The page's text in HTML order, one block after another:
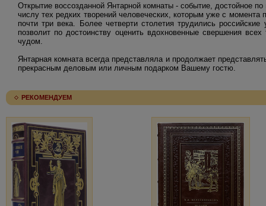
Открытие воссозданной Янтарной комнаты - событие, достойное
числу тех редких творений человеческих, которым уже с момента
почти три века. Более четверти столетия трудились
позволит по достоинству оценить вдохновенные свершения
чудом.
Янтарная комната всегда представляла и продолжает
прекрасным деловым или личным подарком Вашему гостю.
РЕКОМЕНДУЕМ